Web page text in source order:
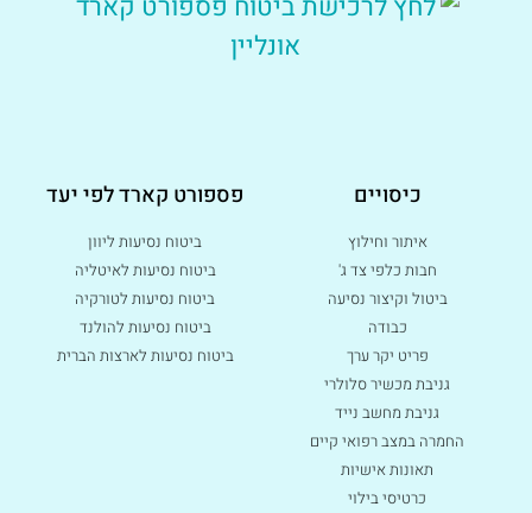
כיסויים
איתור וחילוץ
חבות כלפי צד ג'
ביטול וקיצור נסיעה
כבודה
פריט יקר ערך
גניבת מכשיר סלולרי
גניבת מחשב נייד
החמרה במצב רפואי קיים
תאונות אישיות
כרטיסי בילוי
פספורט קארד לפי יעד
ביטוח נסיעות ליוון
ביטוח נסיעות לאיטליה
ביטוח נסיעות לטורקיה
ביטוח נסיעות להולנד
ביטוח נסיעות לארצות הברית